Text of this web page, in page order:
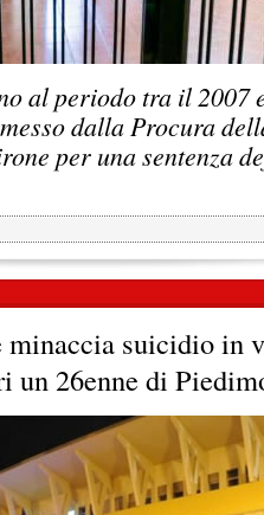
al periodo tra il 2007
dalla Procura
per una sentenza
minaccia suicidio in
un 26enne di